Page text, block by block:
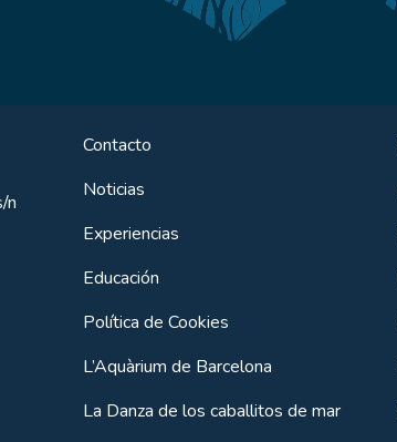
n
Contacto
Noticias
Experiencias
Educación
Política de Cookies
L’Aquàrium de Barcelona
La Danza de los caballitos de mar